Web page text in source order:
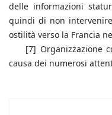
delle informazioni
quindi di non
ostilità verso la Francia
[7] Organizzazione
causa dei numerosi